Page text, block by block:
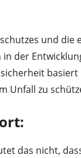
und
der
Unfall zu
das nicht,